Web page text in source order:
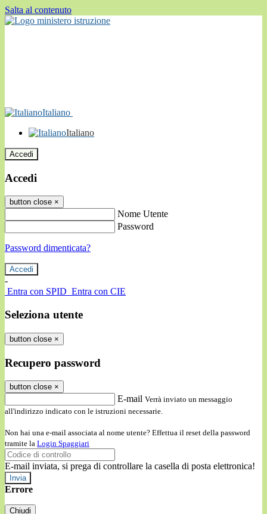
Salta al contenuto
Italiano
Italiano
Accedi
Accedi
button close ×
Nome Utente
Password
Password dimenticata?
-
Entra con SPID Entra con CIE
Seleziona utente
button close ×
Recupero password
button close ×
E-mail Verrà inviato un messaggio
all'indirizzo indicato con le istruzioni necessarie.
Non hai una e-mail associata al nome utente? Effettua il reset della password
tramite la Login Spaggiari
E-mail inviata, si prega di controllare la casella di posta elettronica!
Errore
Chiudi